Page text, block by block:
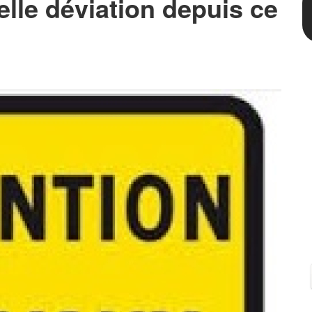
déviation depuis ce